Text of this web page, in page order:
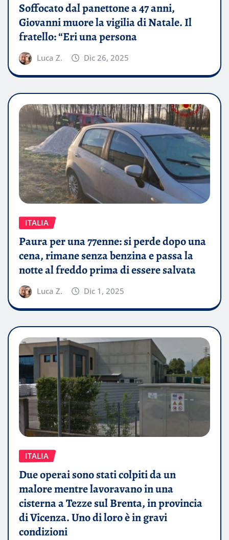
Soffocato dal panettone a 47 anni,
Giovanni muore la vigilia di Natale. Il
fratello: “Eri una persona
Luca Z. Dic 26, 2025
ITALIA
Paura per una 77enne: si perde dopo una
cena, rimane senza benzina e passa la
notte al freddo prima di essere salvata
Luca Z. Dic 1, 2025
ITALIA
Due operai sono stati colpiti da un
malore mentre lavoravano in una
cisterna a Tezze sul Brenta, in provincia
di Vicenza. Uno di loro è in gravi
condizioni